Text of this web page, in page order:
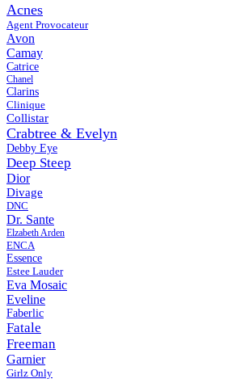
Acnes
Agent Provocateur
Avon
Camay
Catrice
Chanel
Clarins
Clinique
Collistar
Crabtree & Evelyn
Debby Eye
Deep Steep
Dior
Divage
DNC
Dr. Sante
Elzabeth Arden
ENCA
Essence
Estee Lauder
Eva Mosaic
Eveline
Faberlic
Fatale
Freeman
Garnier
Girlz Only